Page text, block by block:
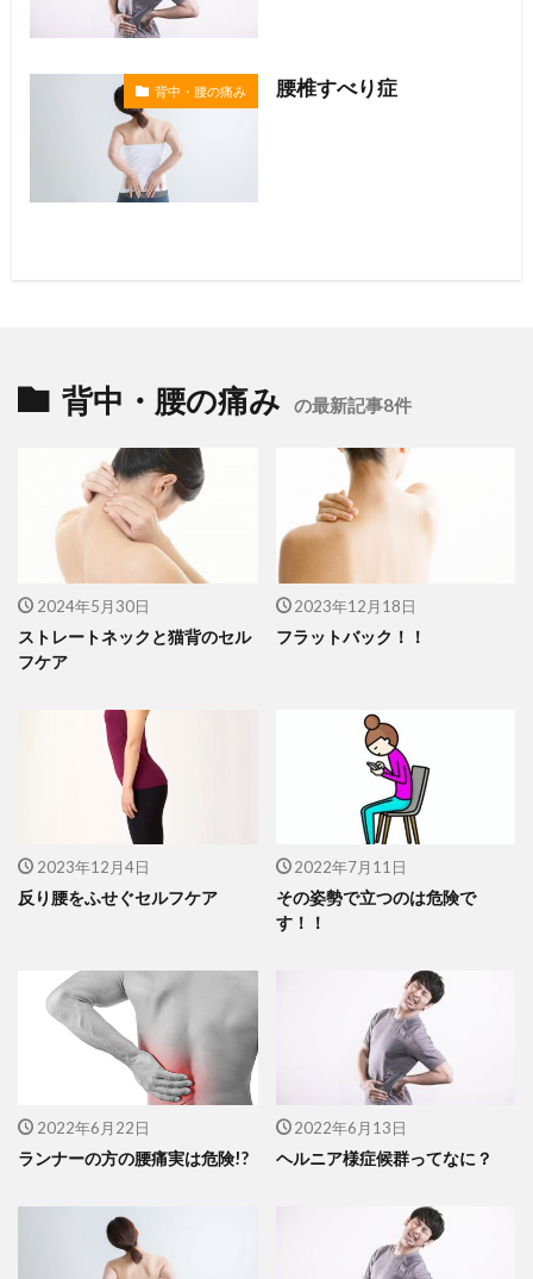
背中・腰の痛み 腰椎すべり症
背中・腰の痛み の最新記事8件
2024年5月30日
ストレートネックと猫背のセル
フケア
2023年12月18日
フラットバック！！
2023年12月4日
反り腰をふせぐセルフケア
2022年7月11日
その姿勢で立つのは危険で
す！！
2022年6月22日
ランナーの方の腰痛実は危険!?
2022年6月13日
ヘルニア様症候群ってなに？